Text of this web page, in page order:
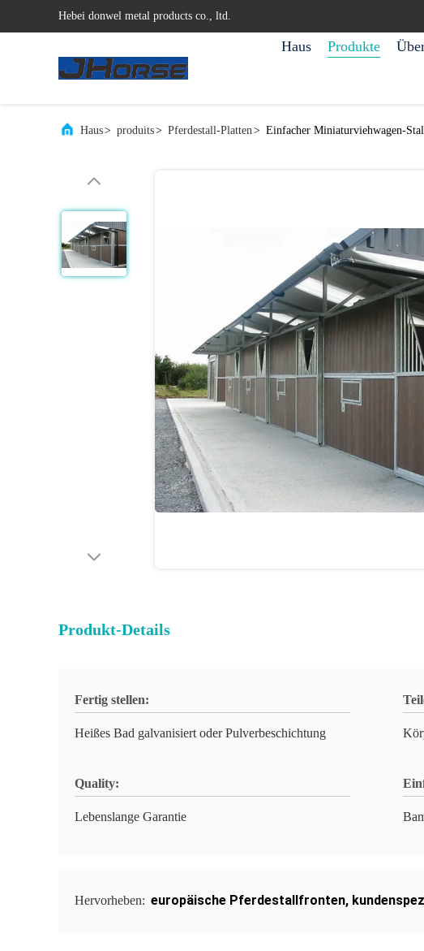
Hebei donwel metal products co., ltd.
Haus Produkte
Haus> produits> Pferdestall-Platten> Einfacher Miniaturviehwagen-
Produkt-Details
Fertig stellen:
Heißes Bad galvanisiert oder Pulverbeschichtung
Quality:
Lebenslange Garantie
Hervorheben: europäische Pferdestallfronten,